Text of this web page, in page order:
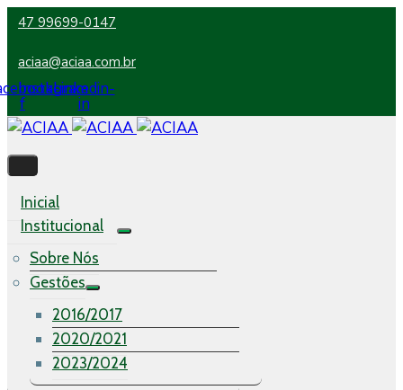
47 99699-0147
aciaa@aciaa.com.br
f
Instagram
Linkedin-
in
Inicial
Institucional
Sobre Nós
Gestões
2016/2017
2020/2021
2023/2024